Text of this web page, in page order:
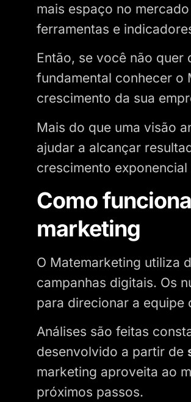
mais espaço no
ferramentas e
Então, se você não quer
fundamental conhecer o
crescimento da sua
Mais do que uma visão
ajudar a alcançar
crescimento
Como
marketing
O Matemarketing utiliza
campanhas digitais. Os
para direcionar a
Análises são feitas
desenvolvido a partir de
marketing aproveita ao
próximos passos.